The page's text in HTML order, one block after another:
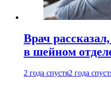
Врач
в шейном
2 года спустя2 года